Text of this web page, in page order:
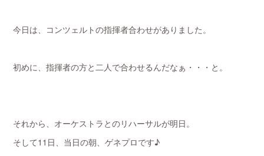
今日は、コンツェルトの指揮者合わせがありました。
初めに、指揮者の方と二人で合わせるんだなぁ・・・と。
それから、オーケストラとのリハーサルが明日。
そして11日、当日の朝、ゲネプロです♪